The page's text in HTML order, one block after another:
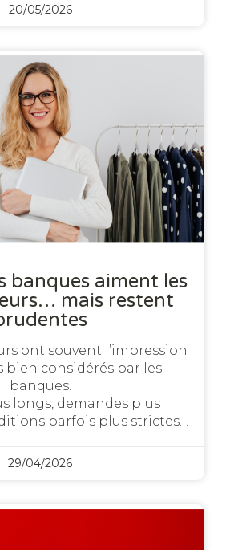
20/05/2026
banques aiment les
mais restent
ont souvent l’impression
bien considérés par les
banques.
longs, demandes plus
parfois plus strictes…
29/04/2026